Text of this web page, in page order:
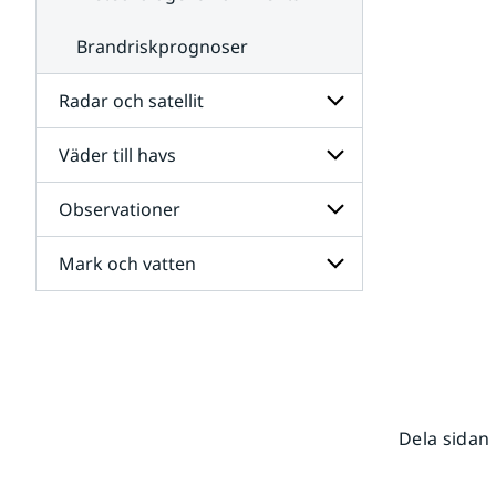
Brandriskprognoser
Radar och satellit
Undersidor
för
Radar
och
satellit
Väder till havs
Undersidor
för
Väder
till
havs
Observationer
Undersidor
för
Mark och vatten
Dela sidan